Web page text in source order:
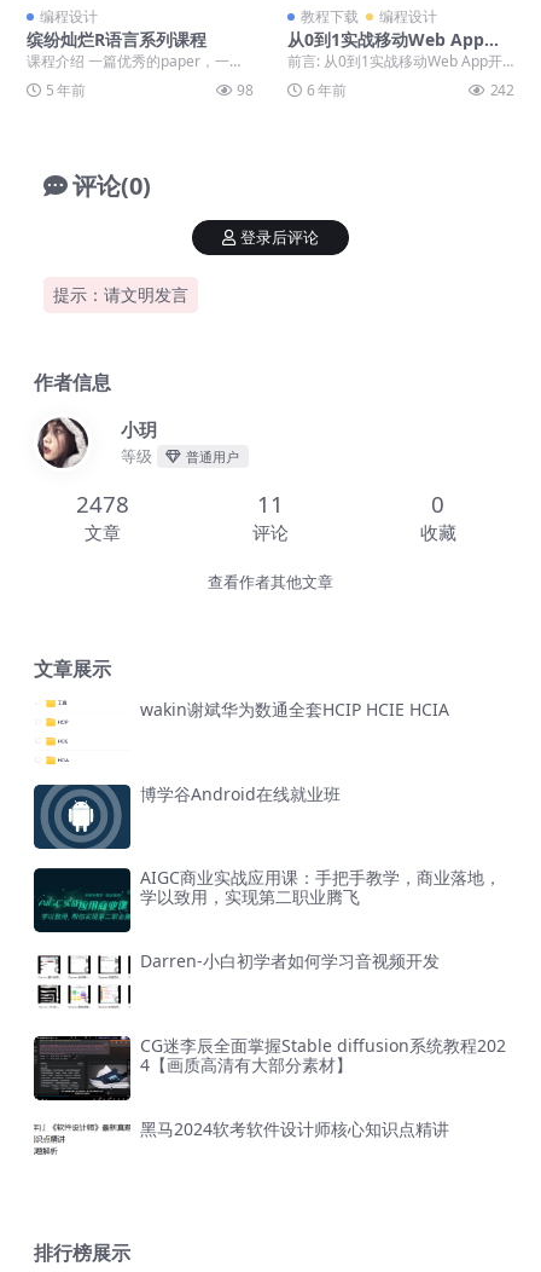
编程设计
缤纷灿烂R语言系列课程
课程介绍 一篇优秀的paper，一份
完美的标书或报告，除了必不可少
的文字和统计数...
5 年前 98
教程下载 编程设计
从0到1实战移动Web App开
发
前言: 从0到1实战移动Web App开
发，喜欢就下载吧。 正文: 从0到1
实...6 年前 242
评论(0)
提示：请文明发言
登录后评论
作者信息
小玥
等级 普通用户
2478
文章
11
评论
0
收藏
查看作者其他文章
文章展示
wakin谢斌华为数通全套HCIP HCIE HCIA
博学谷Android在线就业班
AIGC商业实战应用课：手把手教学，商业落地，
学以致用，实现第二职业腾飞
Darren-小白初学者如何学习音视频开发
CG迷李辰全面掌握Stable diffusion系统教程202
4【画质高清有大部分素材】
黑马2024软考软件设计师核心知识点精讲
排行榜展示